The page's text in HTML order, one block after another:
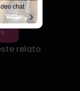
relato
chat